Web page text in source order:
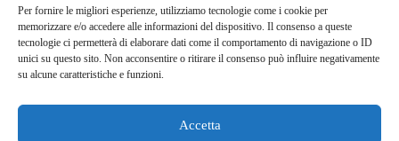
Per fornire le migliori esperienze, utilizziamo tecnologie come i cookie per
memorizzare e/o accedere alle informazioni del dispositivo. Il consenso a queste
tecnologie ci permetterà di elaborare dati come il comportamento di navigazione o ID
unici su questo sito. Non acconsentire o ritirare il consenso può influire negativamente
su alcune caratteristiche e funzioni.
Accetta
+39 351 970 89 33
info@teammotor.it